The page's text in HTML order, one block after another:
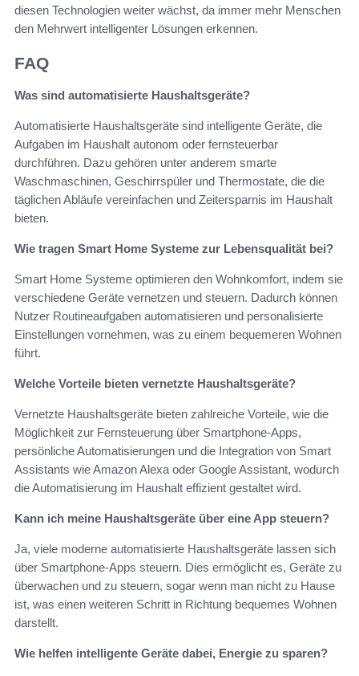
diesen Technologien weiter wächst, da immer mehr Menschen
den Mehrwert intelligenter Lösungen erkennen.
FAQ
Was sind automatisierte Haushaltsgeräte?
Automatisierte Haushaltsgeräte sind intelligente Geräte, die
Aufgaben im Haushalt autonom oder fernsteuerbar
durchführen. Dazu gehören unter anderem smarte
Waschmaschinen, Geschirrspüler und Thermostate, die die
täglichen Abläufe vereinfachen und Zeitersparnis im Haushalt
bieten.
Wie tragen Smart Home Systeme zur Lebensqualität bei?
Smart Home Systeme optimieren den Wohnkomfort, indem sie
verschiedene Geräte vernetzen und steuern. Dadurch können
Nutzer Routineaufgaben automatisieren und personalisierte
Einstellungen vornehmen, was zu einem bequemeren Wohnen
führt.
Welche Vorteile bieten vernetzte Haushaltsgeräte?
Vernetzte Haushaltsgeräte bieten zahlreiche Vorteile, wie die
Möglichkeit zur Fernsteuerung über Smartphone-Apps,
persönliche Automatisierungen und die Integration von Smart
Assistants wie Amazon Alexa oder Google Assistant, wodurch
die Automatisierung im Haushalt effizient gestaltet wird.
Kann ich meine Haushaltsgeräte über eine App steuern?
Ja, viele moderne automatisierte Haushaltsgeräte lassen sich
über Smartphone-Apps steuern. Dies ermöglicht es, Geräte zu
überwachen und zu steuern, sogar wenn man nicht zu Hause
ist, was einen weiteren Schritt in Richtung bequemes Wohnen
darstellt.
Wie helfen intelligente Geräte dabei, Energie zu sparen?